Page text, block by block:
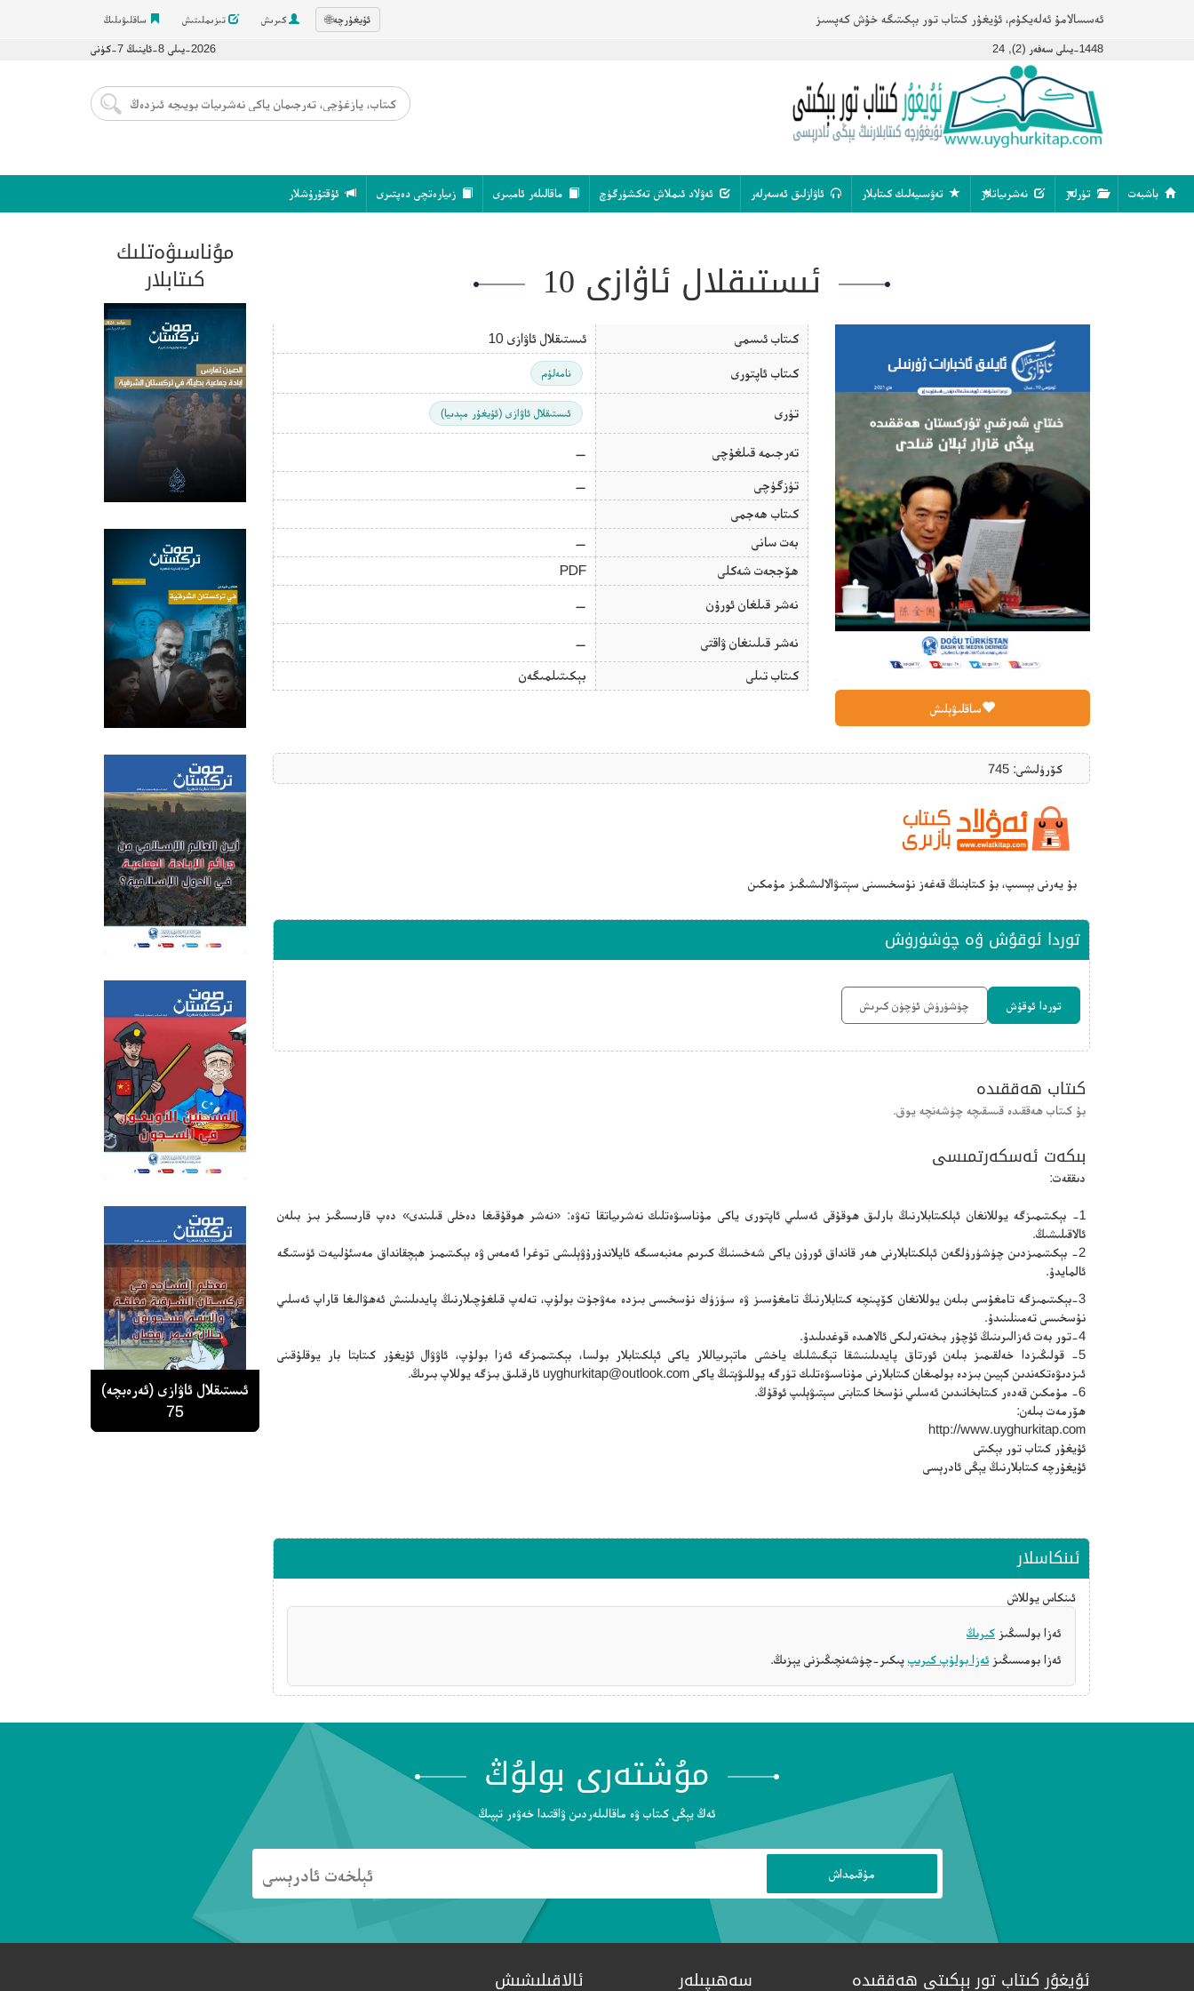
ئەسسالامۇ ئەلەيكۇم، ئۇيغۇر كىتاب تور بېكىتىگە خۇش كەپسىز ئۇيغۇرچە🌐 كىرىش تىزىملىتىش ساقلىۋىلىڭ
1448-يىلى سەفەر (2), 24 2026-يىلى 8-ئاينىڭ 7-كۈنى
باشبەت تۈرلەر نەشرىياتلار تەۋسىيەلىك كىتابلار ئاۋازلىق ئەسەرلەر ئەۋلاد ئىملاش تەكشۈرگۈچ ماقالىلەر ئامبىرى زىيارەتچى دەپتىرى ئۇقتۇرۇشلار
ئىستىقلال ئاۋازى 10
ساقلىۋېلىش
كىتاب ئىسمى ئىستىقلال ئاۋازى 10
كىتاب ئاپتورى نامەلۇم
تۈرى ئىستىقلال ئاۋازى (ئۇيغۇر مېدىيا)
تەرجىمە قىلغۇچى —
تۈزگۈچى
—
كىتاب ھەجمى
بەت سانى
—
ھۆججەت شەكلى
PDF
نەشر قىلغان ئورۇن —
نەشر قىلىنغان ۋاقتى —
كىتاب تىلى بېكىتىلمىگەن
كۆرۈلىشى: 745
بۇ يەرنى بېسىپ، بۇ كىتابنىڭ قەغەز نۇسخىسىنى سېتىۋالالىشىڭىز مۇمكىن
توردا ئوقۇش ۋە چۈشۈرۈش
توردا ئوقۇش چۈشۈرۈش ئۈچۈن كىرىش
كىتاب ھەققىدە
بۇ كىتاب ھەققىدە قىسقىچە چۈشەنچە يوق.
بىكەت ئەسكەرتمىسى
دىققەت:
1- بېكىتىمىزگە يوللانغان ئېلكىتابلارنىڭ بارلىق ھوقۇقى ئەسلىي ئاپتورى ياكى مۇناسىۋەتلىك نەشرىياتقا تەۋە: «نەشر ھوقۇقىغا دەخلى قىلىندى» دەپ قارىسىڭىز بىز بىلەن
ئالاقىلىشىڭ.
2- بېكىتىمىزدىن چۈشۈرۈلگەن ئېلكىتابلارنى ھەر قانداق ئورۇن ياكى شەخسنىڭ كىرىم مەنبەسىگە ئايلاندۇرۇۋېلىشى توغرا ئەمەس ۋە بېكىتىمىز ھېچقانداق مەسئۇلىيەت ئۈستىگە
ئالمايدۇ.
3-بېكىتىمىزگە تامغۇسى بىلەن يوللانغان كۆپىنچە كىتابلارنىڭ تامغۇسىز ۋە سۈزۈك نۇسخىسى بىزدە مەۋجۇت بولۇپ، تەلەپ قىلغۇچىلارنىڭ پايدىلىنىش ئەھۋالىغا قاراپ ئەسلىي
نۇسخىسى تەمىنلىنىدۇ.
4-تور بەت ئەزالىرىنىڭ ئۇچۇر بىخەتەرلىكى ئالاھىدە قوغدىلىدۇ.
5- قولىڭىزدا خەلقىمىز بىلەن ئورتاق پايدىلىنىشقا تېگىشلىك ياخشى ماتېرىياللار ياكى ئېلكىتابلار بولسا، بېكىتىمىزگە ئەزا بولۇپ، ئاۋۋال ئۇيغۇر كىتابتا بار يوقلۇقىنى
ئىزدىۋەتكەندىن كېيىن بىزدە بولمىغان كىتابلارنى مۇناسىۋەتلىك تۈرگە يوللىۋېتىڭ ياكى uyghurkitap@outlook.com ئارقىلىق بىزگە يوللاپ بىرىڭ.
6- مۇمكىن قەدەر كىتابخانىدىن ئەسلىي نۇسخا كىتابنى سېتىۋېلىپ ئوقۇڭ.
ھۆرمەت بىلەن:
http://www.uyghurkitap.com
ئۇيغۇر كىتاب تور بېكىتى
ئۇيغۇرچە كىتابلارنىڭ يېڭى ئادرېسى
ئىنكاسلار
ئىنكاس يوللاش
ئەزا بولسىڭىز كىرىڭ
ئەزا بومىسىڭىز ئەزا بولۇپ كىرىپ پىكىر-چۈشەنچىڭىزنى يېزىڭ.
مۇناسىۋەتلىك
كىتابلار
ئىستىقلال ئاۋازى (ئەرەبچە)
79
ئىستىقلال ئاۋازى (ئەرەبچە)
78
ئىستىقلال ئاۋازى (ئەرەبچە)
77
ئىستىقلال ئاۋازى (ئەرەبچە)
76
ئىستىقلال ئاۋازى (ئەرەبچە)
75
مۇشتەرى بولۇڭ
ئەڭ يېڭى كىتاب ۋە ماقالىلەردىن ۋاقتىدا خەۋەر تېپىڭ
ئۇيغۇر كىتاب تور بېكىتى ھەققىدە سەھىپىلەر ئالاقىلىشىش